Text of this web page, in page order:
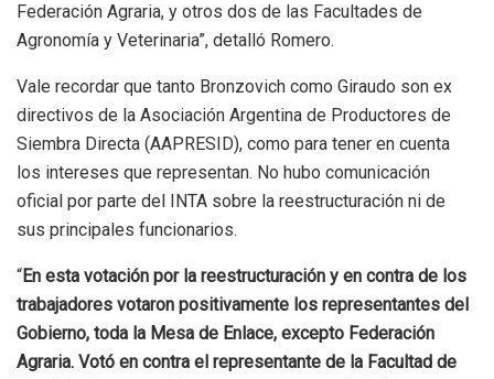
Federación Agraria, y otros dos de las Facultades de
Agronomía y Veterinaria”, detalló Romero.
Vale recordar que tanto Bronzovich como Giraudo son ex
directivos de la Asociación Argentina de Productores de
Siembra Directa (AAPRESID), como para tener en cuenta
los intereses que representan. No hubo comunicación
oficial por parte del INTA sobre la reestructuración ni de
sus principales funcionarios.
“En esta votación por la reestructuración y en contra de los
trabajadores votaron positivamente los representantes del
Gobierno, toda la Mesa de Enlace, excepto Federación
Agraria. Votó en contra el representante de la Facultad de